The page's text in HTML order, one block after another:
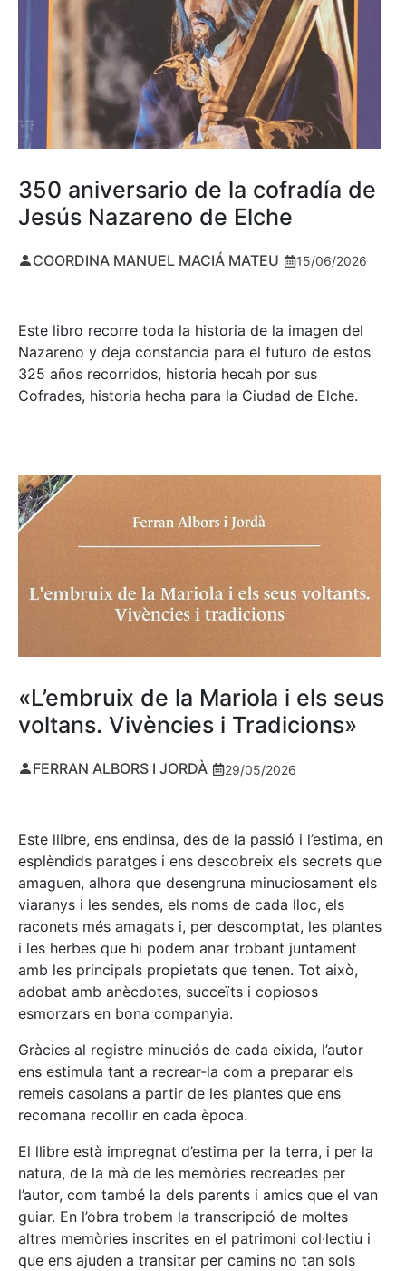
350 aniversario de la cofradía de
Jesús Nazareno de Elche
COORDINA MANUEL MACIÁ MATEU 15/06/2026
Este libro recorre toda la historia de la imagen del
Nazareno y deja constancia para el futuro de estos
325 años recorridos, historia hecah por sus
Cofrades, historia hecha para la Ciudad de Elche.
«L’embruix de la Mariola i els seus
voltans. Vivències i Tradicions»
FERRAN ALBORS I JORDÀ 29/05/2026
Este llibre, ens endinsa, des de la passió i l’estima, en
esplèndids paratges i ens descobreix els secrets que
amaguen, alhora que desengruna minuciosament els
viaranys i les sendes, els noms de cada lloc, els
raconets més amagats i, per descomptat, les plantes
i les herbes que hi podem anar trobant juntament
amb les principals propietats que tenen. Tot això,
adobat amb anècdotes, succeïts i copiosos
esmorzars en bona companyia.
Gràcies al registre minuciós de cada eixida, l’autor
ens estimula tant a recrear-la com a preparar els
remeis casolans a partir de les plantes que ens
recomana recollir en cada època.
El llibre està impregnat d’estima per la terra, i per la
natura, de la mà de les memòries recreades per
l’autor, com també la dels parents i amics que el van
guiar. En l’obra trobem la transcripció de moltes
altres memòries inscrites en el patrimoni col·lectiu i
que ens ajuden a transitar per camins no tan sols